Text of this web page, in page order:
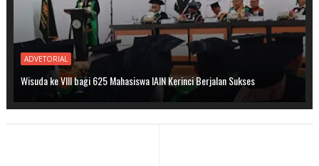
ADVETORIAL
Wisuda ke VIII bagi 625 Mahasiswa IAIN Kerinci Berjalan Sukses